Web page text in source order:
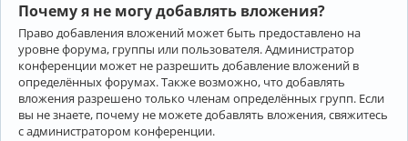
Почему я не могу добавлять вложения?
Право добавления вложений может быть предоставлено на
уровне форума, группы или пользователя. Администратор
конференции может не разрешить добавление вложений в
определённых форумах. Также возможно, что добавлять
вложения разрешено только членам определённых групп. Если
вы не знаете, почему не можете добавлять вложения, свяжитесь
с администратором конференции.